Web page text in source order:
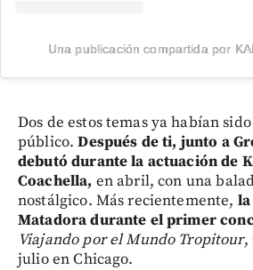
Una publicación compartida por
Dos de estos temas ya habían
público. Después de ti, junto a
debutó durante la actuación de
Coachella, en abril, con una
nostálgico. Más recientemente,
Matadoradurante el primer
Viajando por el Mundo Tropitour,
julio en Chicago.